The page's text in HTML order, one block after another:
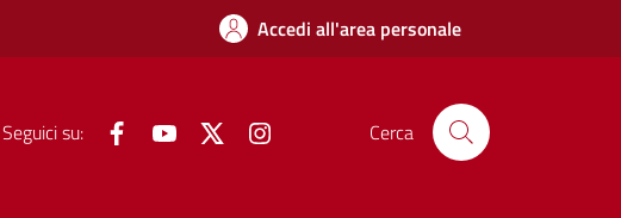
Accedi all'area personale
Seguici su: FacebookYouTube Twitter Cerca